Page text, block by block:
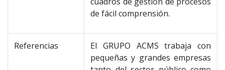
de fácil comprensión.
Referencias
El GRUPO ACMS trabaja con
pequeñas y grandes empresas